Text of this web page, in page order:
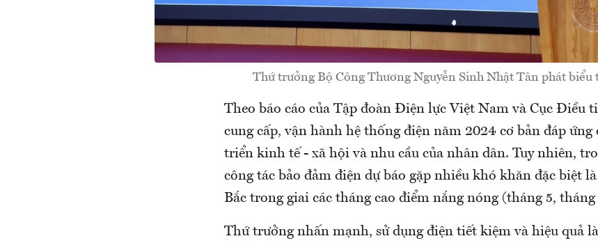
Thứ trưởng Bộ Công Thương Nguyễn Sinh Nhật Tân phát biểu
Theo báo cáo của Tập đoàn Điện lực Việt Nam và Cục Điều
cung cấp, vận hành hệ thống điện năm 2024 cơ bản đáp ứng
triển kinh tế - xã hội và nhu cầu của nhân dân. Tuy nhiên,
công tác bảo đảm điện dự báo gặp nhiều khó khăn đặc biệt
Bắc trong giai các tháng cao điểm nắng nóng (tháng 5,
Thứ trưởng nhấn mạnh, sử dụng điện tiết kiệm và hiệu quả